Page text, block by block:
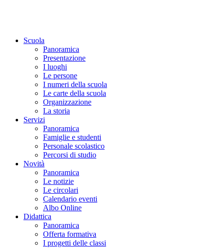
Scuola
Panoramica
Presentazione
I luoghi
Le persone
I numeri della scuola
Le carte della scuola
Organizzazione
La storia
Servizi
Panoramica
Famiglie e studenti
Personale scolastico
Percorsi di studio
Novità
Panoramica
Le notizie
Le circolari
Calendario eventi
Albo Online
Didattica
Panoramica
Offerta formativa
I progetti delle classi